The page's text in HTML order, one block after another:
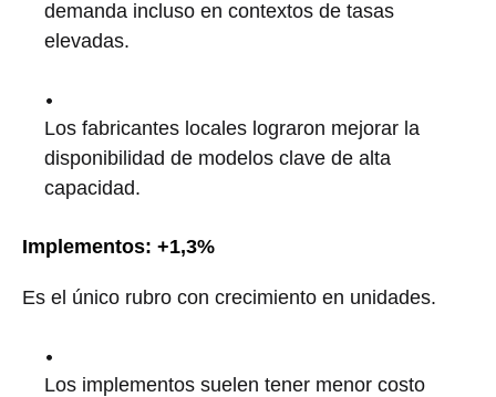
demanda incluso en contextos de tasas
elevadas.
Los fabricantes locales lograron mejorar la
disponibilidad de modelos clave de alta
capacidad.
Implementos: +1,3%
Es el único rubro con crecimiento en unidades.
Los implementos suelen tener menor costo